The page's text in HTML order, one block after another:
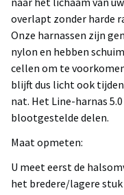
overlapt zonder harde
Onze harnassen zijn
nylon en hebben
cellen om te
blijft dus licht ook
nat. Het Line-harnas
blootgestelde delen.
Maat opmeten:
U meet eerst de
het bredere/lagere stuk